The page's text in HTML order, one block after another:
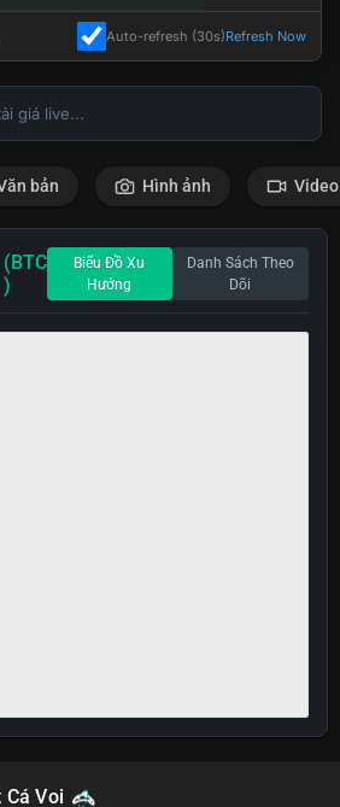
Auto-refresh (30s)Refresh Now
giá live...
bản Hình ảnh Video
(BTC
)
Biểu Đồ Xu
Hướng
Danh Sách Theo
Dõi
Voi